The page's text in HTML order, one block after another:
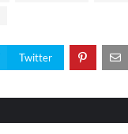
Twitter